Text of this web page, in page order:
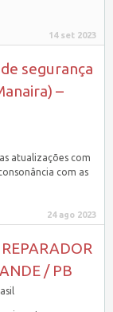
14 set 2023
segurança
–
atualizações com
com as
24 ago 2023
/ PB